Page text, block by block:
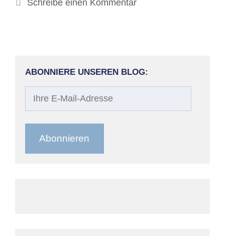
Schreibe einen Kommentar
ABONNIERE UNSEREN BLOG:
Abonnieren